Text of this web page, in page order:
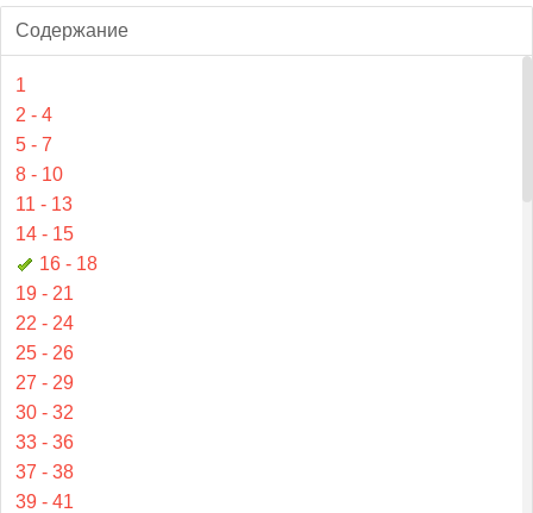
Содержание
1
2 - 4
5 - 7
8 - 10
11 - 13
14 - 15
16 - 18
19 - 21
22 - 24
25 - 26
27 - 29
30 - 32
33 - 36
37 - 38
39 - 41